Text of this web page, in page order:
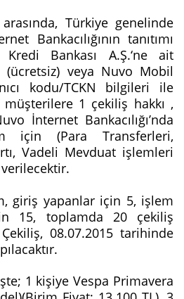
Türkiye genelinde
Bankacılığının tanıtımı
Kredi Bankası A.Ş.‘ne ait
(ücretsiz) veya Nuvo Mobil
kodu/TCKN bilgileri ile
1 çekiliş hakkı ,
İnternet Bankacılığı’nda
için (Para Transferleri,
Vadeli Mevduat işlemleri
giriş yapanlar için 5, işlem
15, toplamda 20 çekiliş
Çekiliş, 08.07.2015 tarihinde
1 kişiye Vespa Primavera